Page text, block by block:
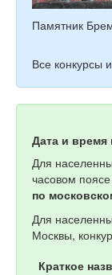
Памятник
Все конкурсы
Дата и время
Для
часовом
по
Для
Москвы,
Краткое